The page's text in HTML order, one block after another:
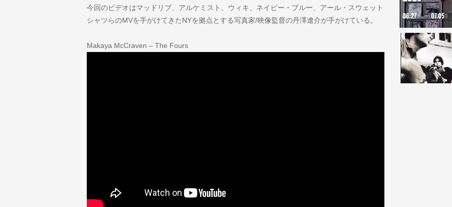
今回のビデオはマッドリブ、アルケミスト、ウィキ、ネイビー・ブルー、アール・スウェット
シャツらのMVを手がけてきたNYを拠点とする写真家/映像監督の丹澤遼介が手がけている。
Makaya McCraven – The Fours